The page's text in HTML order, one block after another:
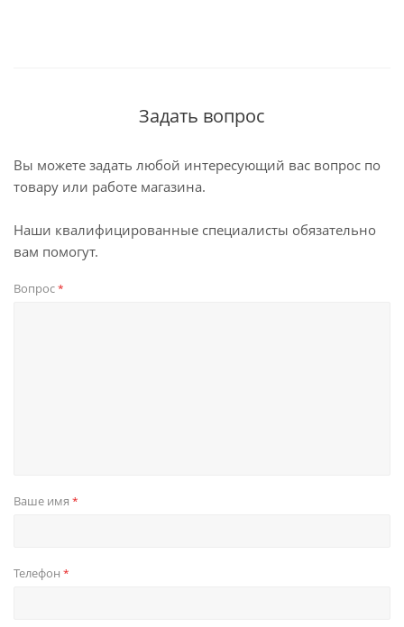
Задать вопрос
Вы можете задать любой интересующий вас вопрос по
товару или работе магазина.
Наши квалифицированные специалисты обязательно
вам помогут.
Вопрос*
Ваше имя *
Телефон *